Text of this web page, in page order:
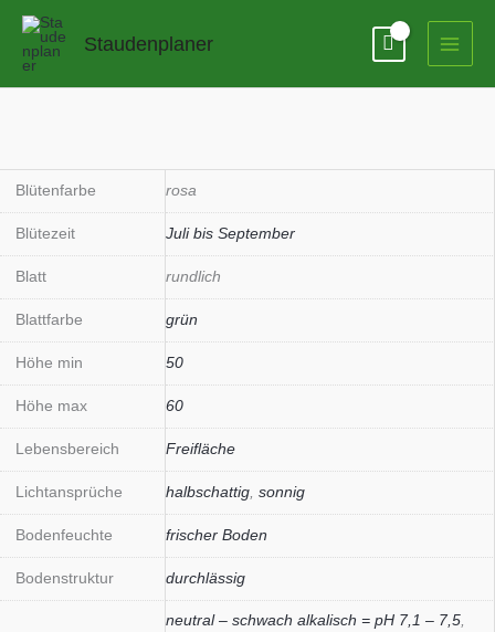
Zum
springen
Staudenplaner
Blütenfarbe rosa
Blütezeit Juli bis September
Blatt rundlich
Blattfarbe grün
Höhe min 50
Höhe max 60
Lebensbereich Freifläche
Lichtansprüche halbschattig sonnig
Bodenfeuchte frischer Boden
Bodenstruktur durchlässig
neutral – schwach alkalisch = pH 7,1 – 7,5